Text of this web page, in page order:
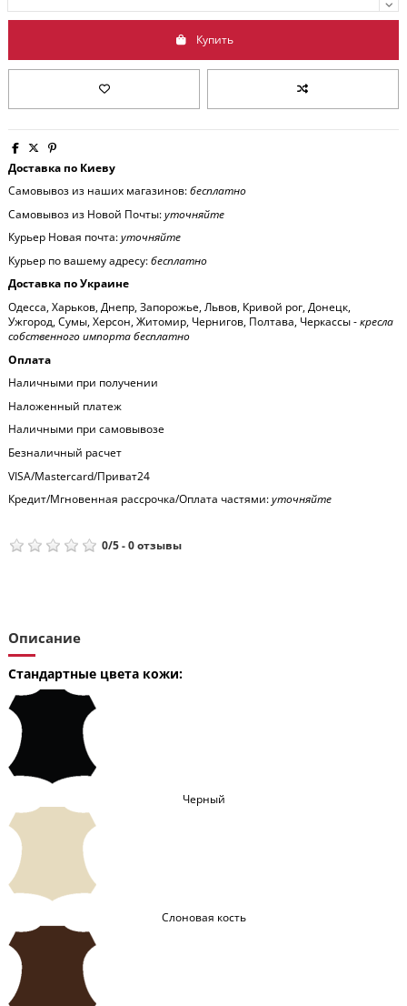
Купить
Доставка по Киеву
Самовывоз из наших магазинов:бесплатно
Самовывоз из Новой Почты:уточняйте
Курьер Новая почта:уточняйте
Курьер по вашему адресу:бесплатно
Доставка по Украине
Одесса, Харьков, Днепр, Запорожье, Львов, Кривой рог, Донецк,
Ужгород, Сумы, Херсон, Житомир, Чернигов, Полтава, Черкассы -кресла
собственного импорта бесплатно
Оплата
Наличными при получении
Наложенный платеж
Наличными при самовывозе
Безналичный расчет
VISA/Mastercard/Приват24
Кредит/Мгновенная рассрочка/Оплата частями:уточняйте
0/5-0отзывы
Описание
Стандартные цвета кожи:
Черный
Слоновая кость